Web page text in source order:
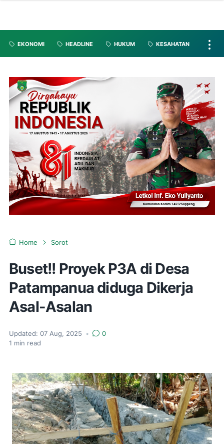
EKONOMI HEADLINE HUKUM KESAHATAN
Home Sorot
Buset!! Proyek P3A di Desa
Patampanua diduga Dikerja
Asal-Asalan
Updated: 07 Aug, 2025 •
0
1 min read